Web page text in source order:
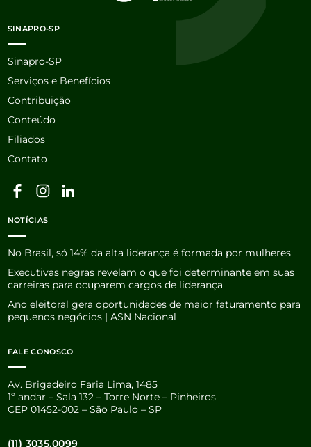
SINAPRO-SP
Sinapro-SP
Serviços e Benefícios
Contribuição
Conteúdo
Filiados
Contato
NOTÍCIAS
No Brasil, só 14% da alta liderança é formada por mulheres
Executivas negras revelam o que foi determinante em suas
carreiras para ocuparem cargos de liderança
Ano eleitoral gera oportunidades de maior faturamento para
pequenos negócios | ASN Nacional
FALE CONOSCO
Av. Brigadeiro Faria Lima, 1485
1º andar – Sala 132 – Torre Norte – Pinheiros
CEP 01452-002 – São Paulo – SP
(11) 3035.0099